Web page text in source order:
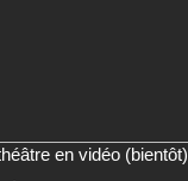
en vidéo (bientôt)